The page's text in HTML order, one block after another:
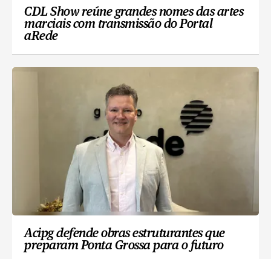
CDL Show reúne grandes nomes das artes
marciais com transmissão do Portal
aRede
Acipg defende obras estruturantes que
preparam Ponta Grossa para o futuro